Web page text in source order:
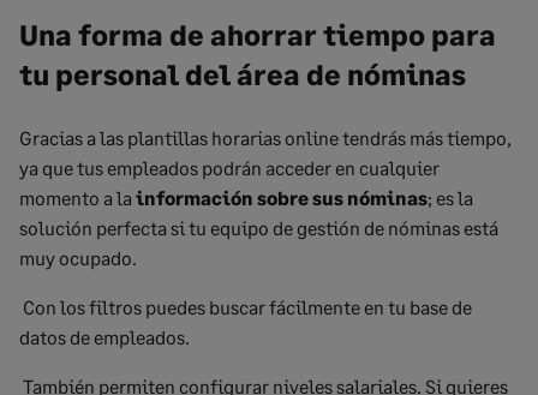
Una forma de ahorrar tiempo para
tu personal del área de nóminas
Gracias a las plantillas horarias online tendrás más tiempo,
ya que tus empleados podrán acceder en cualquier
momento a la información sobre sus nóminas; es la
solución perfecta si tu equipo de gestión de nóminas está
muy ocupado.
Con los filtros puedes buscar fácilmente en tu base de
datos de empleados.
También permiten configurar niveles salariales. Si quieres